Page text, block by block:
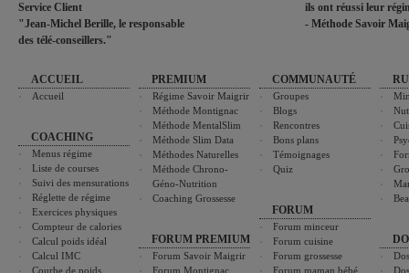
Service Client
"Jean-Michel Berille, le responsable
des télé-conseillers."
ils ont réussi leur
- Méthode Savoir
ACCUEIL
Accueil
COACHING
Menus régime
Liste de courses
Suivi des mensurations
Réglette de régime
Exercices physiques
Compteur de calories
Calcul poids idéal
Calcul IMC
Courbe de poids
PREMIUM
Régime Savoir Maigrir
Méthode Montignac
Méthode MentalSlim
Méthode Slim Data
Méthodes Naturelles
Méthode Chrono-
Géno-Nutrition
Coaching Grossesse
FORUM PREMIUM
Forum Savoir Maigrir
Forum Montignac
COMMUNAUTÉ
Groupes
Blogs
Rencontres
Bons plans
Témoignages
Quiz
FORUM
Forum minceur
Forum cuisine
Forum grossesse
Forum maman bébé